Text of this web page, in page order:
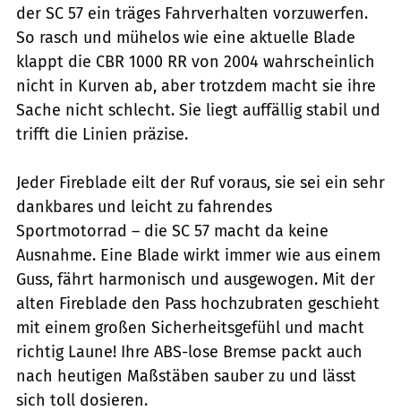
der SC 57 ein träges Fahrverhalten vorzuwerfen.
So rasch und mühelos wie eine aktuelle Blade
klappt die CBR 1000 RR von 2004 wahrscheinlich
nicht in Kurven ab, aber trotzdem macht sie ihre
Sache nicht schlecht. Sie liegt auffällig stabil und
trifft die Linien präzise.
Jeder Fireblade eilt der Ruf voraus, sie sei ein sehr
dankbares und leicht zu fahrendes
Sportmotorrad – die SC 57 macht da keine
Ausnahme. Eine Blade wirkt immer wie aus einem
Guss, fährt harmonisch und ausgewogen. Mit der
alten Fireblade den Pass hochzubraten geschieht
mit einem großen Sicherheitsgefühl und macht
richtig Laune! Ihre ABS-lose Bremse packt auch
nach heutigen Maßstäben sauber zu und lässt
sich toll dosieren.